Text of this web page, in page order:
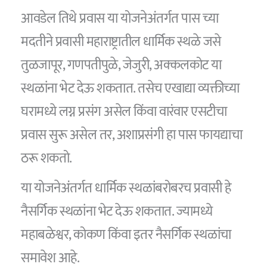
आवडेल तिथे प्रवास या योजनेअंतर्गत पास च्या
मदतीने प्रवासी महाराष्ट्रातील धार्मिक स्थळे जसे
तुळजापूर, गणपतीपुळे, जेजुरी, अक्कलकोट या
स्थळांना भेट देऊ शकतात. तसेच एखाद्या व्यक्तीच्या
घरामध्ये लग्न प्रसंग असेल किंवा वारंवार एसटीचा
प्रवास सुरू असेल तर, अशाप्रसंगी हा पास फायद्याचा
ठरू शकतो.
या योजनेअंतर्गत धार्मिक स्थळांबरोबरच प्रवासी हे
नैसर्गिक स्थळांना भेट देऊ शकतात. ज्यामध्ये
महाबळेश्वर, कोकण किंवा इतर नैसर्गिक स्थळांचा
समावेश आहे.